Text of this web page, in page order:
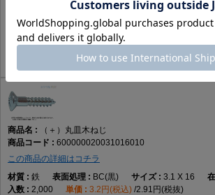
GB(茶) 3.1 X 16
2,000
3.78円(税込) 3.44円(税抜)
（＋）丸皿木ねじ
600000020031016010
この商品の詳細はコチラ
鉄
BC(黒) 3.1 X 16
2,000
3.2円(税込) 2.91円(税抜)